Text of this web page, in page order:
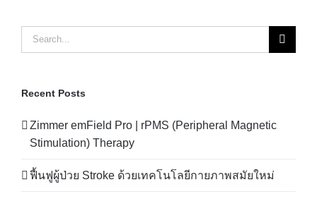
Search
for:
Recent Posts
Zimmer emField Pro | rPMS (Peripheral Magnetic
Stimulation) Therapy
ฟื้นฟูผู้ป่วย Stroke ด้วยเทคโนโลยีกายภาพสมัยใหม่